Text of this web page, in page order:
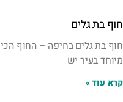
חוף בת גלים
חוף בת גלים בחיפה – החוף הכי
מיוחד בעיר יש
קרא עוד »